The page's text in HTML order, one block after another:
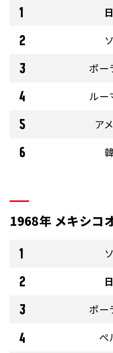
ポー
ルー
ア
1968年 メキシコ
ポー
ペ